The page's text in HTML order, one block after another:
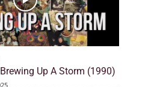
Up A Storm (1990)